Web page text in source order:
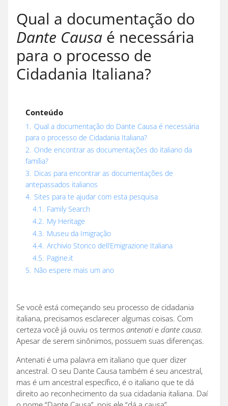
Qual a documentação do
Dante Causa é necessária
para o processo de
Cidadania Italiana?
Conteúdo
1. Qual a documentação do Dante Causa é necessária
para o processo de Cidadania Italiana?
2. Onde encontrar as documentações do italiano da
família?
3. Dicas para encontrar as documentações de
antepassados italianos
4. Sites para te ajudar com esta pesquisa
4.1. Family Search
4.2. My Heritage
4.3. Museu da Imigração
4.4. Archivio Storico dell’Emigrazione Italiana
4.5. Pagine.it
5. Não espere mais um ano
Se você está começando seu processo de cidadania
italiana, precisamos esclarecer algumas coisas. Com
certeza você já ouviu os termos antenati e dante causa.
Apesar de serem sinônimos, possuem suas diferenças.
Antenati é uma palavra em italiano que quer dizer
ancestral. O seu Dante Causa também é seu ancestral,
mas é um ancestral específico, é o italiano que te dá
direito ao reconhecimento da sua cidadania italiana. Daí